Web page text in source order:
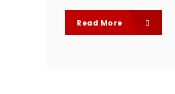
Read More